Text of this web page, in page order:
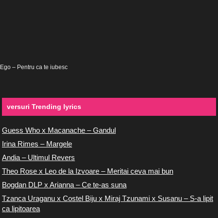
Ego – Pentru ca te iubesc
versuri Trending lyrics
Guess Who x Macanache – Gandul
Irina Rimes – Margele
Andia – Ultimul Revers
Theo Rose x Leo de la Izvoare – Meritai ceva mai bun
Bogdan DLP x Arianna – Ce te-as suna
Tzanca Uraganu x Costel Biju x Miraj Tzunami x Susanu – S-a lipit
ca lipitoarea